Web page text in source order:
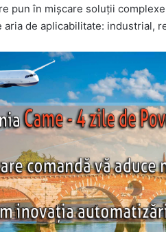
pun în mișcare soluții
aria de aplicabilitate: industrial,